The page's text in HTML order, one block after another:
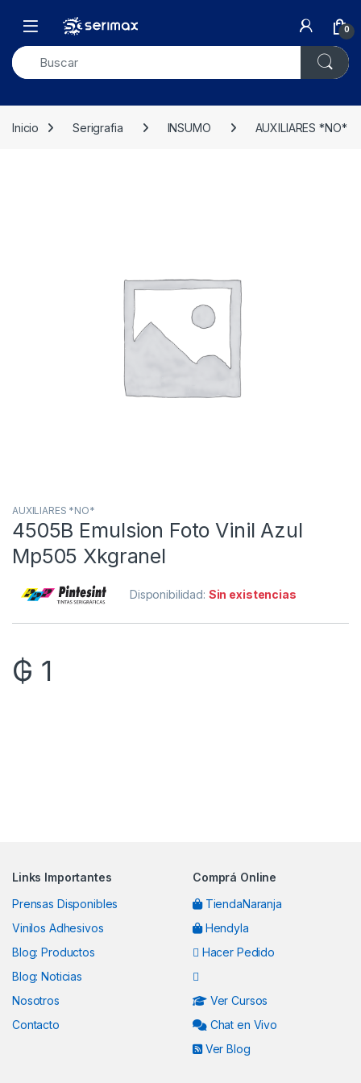
Open 0
Inicio Serigrafia INSUMO AUXILIARES *NO*
AUXILIARES *NO*
4505B Emulsion Foto Vinil Azul
Mp505 Xkgranel
Disponibilidad: Sin existencias
₲ 1
Links Importantes
Prensas Disponibles
Vinilos Adhesivos
Blog: Productos
Blog: Noticias
Nosotros
Contacto
Comprá Online
TiendaNaranja
Hendyla
Hacer Pedido
Ver Cursos
Chat en Vivo
Ver Blog